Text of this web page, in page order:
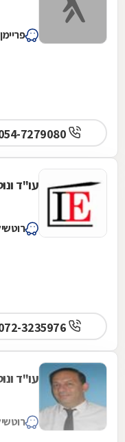
פריימן יעקב
עו"ד
רוטשילד 78,
עו"ד
רוטשילד 35,